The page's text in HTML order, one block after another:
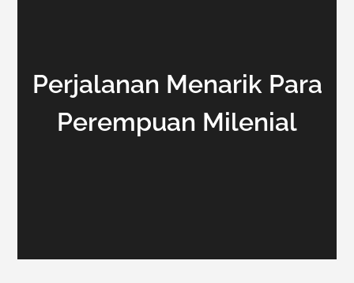
Perjalanan Menarik Para
Perempuan Milenial